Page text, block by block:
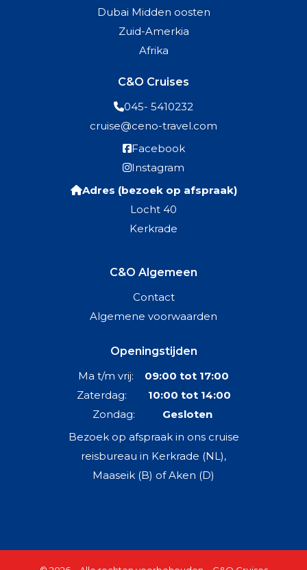
Dubai Midden oosten
Zuid-Amerkia
Afrika
C&O Cruises
045- 5410232
cruise@ceno-travel.com
Facebook
Instagram
Adres (bezoek op afspraak)
Locht 40
Kerkrade
C&O Algemeen
Contact
Algemene voorwaarden
Openingstijden
Ma t/m vrij: 09:00 tot 17:00
Zaterdag: 10:00 tot 14:00
Zondag: Gesloten
Bezoek op afspraak in ons cruise
reisbureau in Kerkrade (NL),
Maaseik (B) of Aken (D)